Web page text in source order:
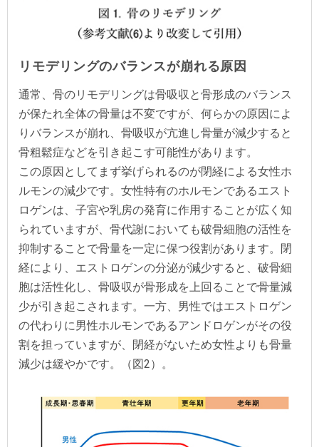
リモデリングのバランスが崩れる原因
通常、骨のリモデリングは骨吸収と骨形成のバランス
が保たれ全体の骨量は不変ですが、何らかの原因によ
りバランスが崩れ、骨吸収が亢進し骨量が減少すると
骨粗鬆症などを引き起こす可能性があります。
この原因としてまず挙げられるのが閉経による女性ホ
ルモンの減少です。女性特有のホルモンであるエスト
ロゲンは、子宮や乳房の発育に作用することが広く知
られていますが、骨代謝においても破骨細胞の活性を
抑制することで骨量を一定に保つ役割があります。閉
経により、エストロゲンの分泌が減少すると、破骨細
胞は活性化し、骨吸収が骨形成を上回ることで骨量減
少が引き起こされます。一方、男性ではエストロゲン
の代わりに男性ホルモンであるアンドロゲンがその役
割を担っていますが、閉経がないため女性よりも骨量
減少は緩やかです。（図2）。